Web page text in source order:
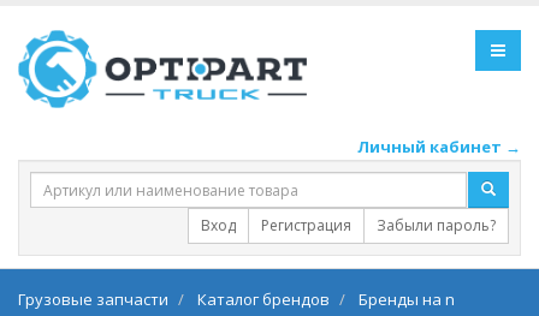
Личный кабинет →
Вход Регистрация Забыли пароль?
Грузовые запчасти Каталог брендов
Бренды на n